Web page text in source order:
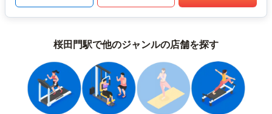
桜田門駅で他のジャンルの店舗を探す